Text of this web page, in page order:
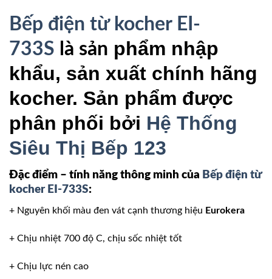
Bếp điện từ kocher EI-
733S là sản phẩm nhập
khẩu, sản xuất chính hãng
kocher. Sản phẩm được
phân phối bởi Hệ Thống
Siêu Thị Bếp 123
Đặc điểm – tính năng thông minh của Bếp điện từ
kocher EI-733S:
+ Nguyên khối màu đen vát cạnh thương hiệu Eurokera
+ Chịu nhiệt 700 độ C, chịu sốc nhiệt tốt
+ Chịu lực nén cao